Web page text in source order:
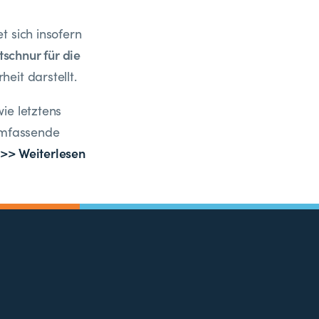
sich insofern
für die
darstellt.
letztens
>> Weiterlesen